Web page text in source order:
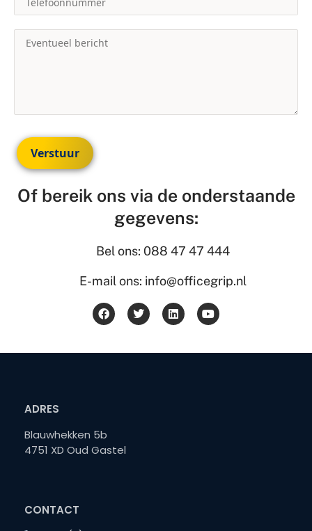
Verstuur
Of bereik ons via de onderstaande
gegevens:
Bel ons: 088 47 47 444
E-mail ons: info@officegrip.nl
ADRES
Blauwhekken 5b
4751 XD Oud Gastel
CONTACT